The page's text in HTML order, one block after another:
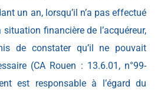
un an, lorsqu’il n’a pas effectué
financière de l’acquéreur,
de constater qu’il ne pouvait
(CA Rouen : 13.6.01, n°99-
est responsable à l’égard du